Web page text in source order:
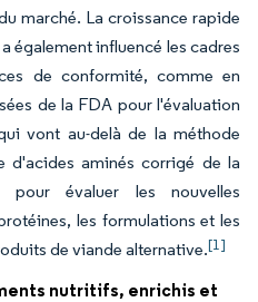
marché. La croissance rapide
également influencé les cadres
de conformité, comme en
de la FDA pour l'évaluation
vont au-delà de la méthode
d'acides aminés corrigé de la
pour évaluer les nouvelles
les formulations et les
de viande alternative.[1]
nutritifs, enrichis et